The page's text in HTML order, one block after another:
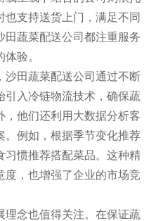
支持送货上门，满足不同
田蔬菜配送公司都注重服务
验。
沙田蔬菜配送公司通过不断
引入冷链物流技术，确保蔬
，他们还利用大数据分析客
。例如，根据季节变化推荐
习惯推荐搭配菜品。这种精
度，也增强了企业的市场竞
理念也值得关注。在保证蔬